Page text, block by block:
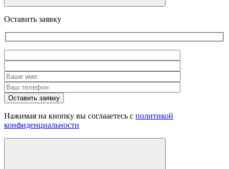
Оставить заявку
Оставить заявку
Нажимая на кнопку вы соглааетесь с политикой
конфиденциальности